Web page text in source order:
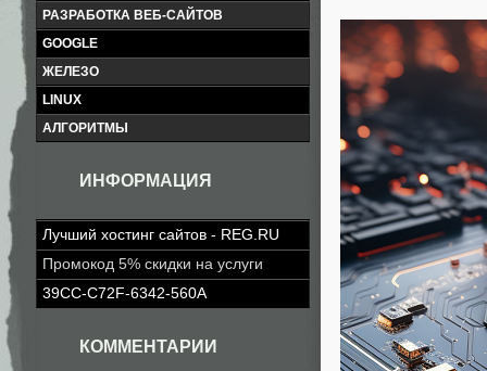
РАЗРАБОТКА ВЕБ-САЙТОВ
GOOGLE
ЖЕЛЕЗО
LINUX
АЛГОРИТМЫ
ИНФОРМАЦИЯ
Лучший хостинг сайтов - REG.RU
Промокод 5% скидки на услуги
39CC-C72F-6342-560A
КОММЕНТАРИИ